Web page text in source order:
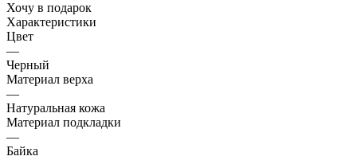
Хочу в подарок
Характеристики
Цвет
—
Черный
Материал верха
—
Натуральная кожа
Материал подкладки
—
Байка